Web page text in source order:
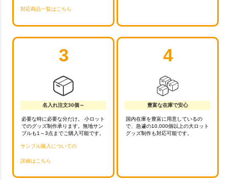
対応商品一覧はこちら
3
名入れ注文30個～
必要な時に必要な分だけ。 小ロット
でのグッズ制作承ります。無地サン
プルも1～3点までご購入可能です。
サンプル購入についての
詳細はこちら
4
豊富な在庫で安心
国内在庫を豊富に用意しているの
で、急遽の10,000個以上の大ロット
グッズ制作も対応可能です。